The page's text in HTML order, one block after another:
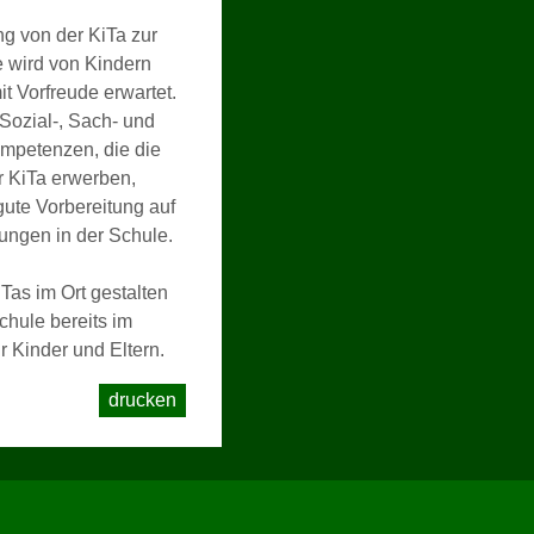
von der KiTa zur
wird von Kindern
Vorfreude erwartet.
, Sach- und
die die
KiTa erwerben,
Vorbereitung auf
in der Schule.
im Ort gestalten
bereits im
Kinder und Eltern.
drucken